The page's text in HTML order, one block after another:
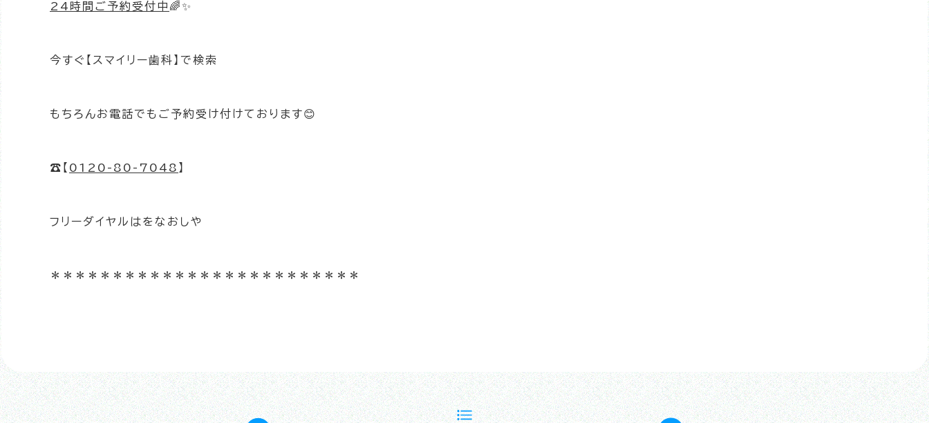
24時間ご予約受付中 🌈✨
今すぐ【スマイリー歯科】で検索
もちろんお電話でもご予約受け付けております😊
☎️【 0120-80-7048 】
フリーダイヤルはをなおしや
＊＊＊＊＊＊＊＊＊＊＊＊＊＊＊＊＊＊＊＊＊＊＊＊＊